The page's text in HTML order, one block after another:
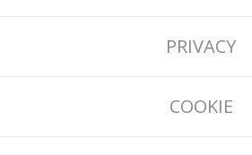
PRIVACY
COOKIE